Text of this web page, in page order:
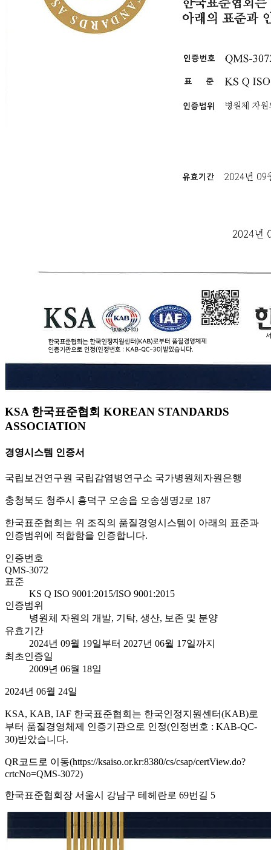
KSA 한국표준협회 KOREAN STANDARDS
ASSOCIATION
경영시스템 인증서
국립보건연구원 국립감염병연구소 국가병원체자원은행
충청북도 청주시 흥덕구 오송읍 오송생명2로 187
한국표준협회는 위 조직의 품질경영시스템이 아래의 표준과
인증범위에 적합함을 인증합니다.
인증번호
QMS-3072
표준
KS Q ISO 9001:2015/ISO 9001:2015
인증범위
병원체 자원의 개발, 기탁, 생산, 보존 및 분양
유효기간
2024년 09월 19일부터 2027년 06월 17일까지
최초인증일
2009년 06월 18일
2024년 06월 24일
KSA, KAB, IAF 한국표준협회는 한국인정지원센터(KAB)로
부터 품질경영체제 인증기관으로 인정(인정번호 : KAB-QC-
30)받았습니다.
QR코드로 이동(https://ksaiso.or.kr:8380/cs/csap/certView.do?
crtcNo=QMS-3072)
한국표준협회장 서울시 강남구 테헤란로 69번길 5